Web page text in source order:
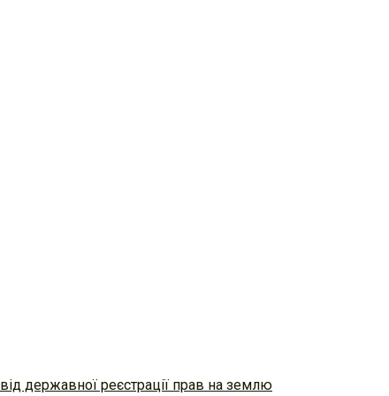
державної реєстрації прав на землю